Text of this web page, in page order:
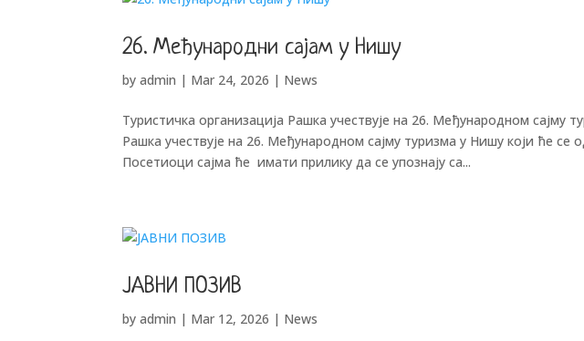
26. Међународни сајам у Нишу
byadmin | Mar 24, 2026 | News
Туристичка организација Рашка учествује на 26. Међународном сајму
Рашка учествује на 26. Међународном сајму туризма у Нишу који ће се
Посетиоци сајма ће имати прилику да се упознају са...
ЈАВНИ ПОЗИВ
byadmin | Mar 12, 2026 | News